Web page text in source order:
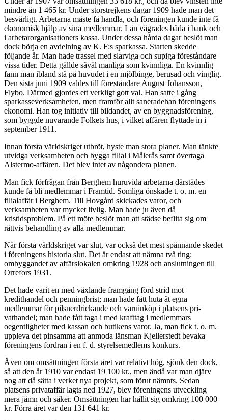
mindre än 1 465 kr. Under storstrejkens dagar 1909 hade man det
besvärligt. Arbetarna måste få handla, och före­ningen kunde inte få
ekonomisk hjälp av sina medlemmar. Lån vägrades båda i bank och
i arbetarorganisationers kassa. Under dessa hårda dagar beslöt man
dock börja en avdelning av K. F:s sparkassa. Starten skedde
följande år. Man hade trassel med slarviga och supiga föreståndare
vissa tider. Detta gällde såväl manliga som kvinnliga. En kvinnlig
fann man ibland stå på huvudet i en mjölbinge, berusad och vinglig.
Den sista juni 1909 valdes till föreståndare August Johansson,
Flybo. Därmed gjordes ett verkligt gott val. Han satte i gång
sparkasseverksamheten, men framför allt saneradehan föreningens
ekonomi. Han tog initiativ till bildandet, av en byggnadsförening,
som byggde nuvarande Folkets hus, i vilket affären flyttade in i
september 1911.
Innan första världskriget utbröt, hyste man stora planer. Man tänkte
utvidga verksamheten och bygga filial i Målerås samt övertaga
Alstermo-affären. Det blev intet av någondera planen.
Man fick förfrågan från Berghem huruvida arbetarna där­städes
kunde få bli medlemmar i Framtid. Somliga önskade t. o. m. en
filialaffär i Berghem. Till Hovgård skickades varor, och
verksamheten var mycket livlig. Man hade ju även då
kristidsproblem. På ett möte beslöt man att städse beflita sig om
rättvis behandling av alla medlemmar.
När första världskriget var slut, var också det mest spän­nande skedet
i föreningens historia slut. Det är endast att nämna två ting:
ombyggandet av affärslokalen omkring 1928 och anslutningen till
Orrefors 1931.
Det hade varit en med växlande framgång förd strid mot
kredithandel och penningbrist; man hade fått huta åt egna
medlemmar för pilsnerdrickande och varuinköp i platsens pri­
vathandel; man hade fått taga i med krafttag i medlemmars
oegentligheter med kassan och butikens varor. Ja, man fick t. o. m.
uppleva det pinsamma att anmoda länsman Kjellerstedt bevaka
föreningens fordran i en f. d. styrelsemedlems konkurs.
Även om omsättningen första året var relativt hög, sjönk den dock,
så att den år 1910 var endast 19 100 kr., men ändå var man djärv
nog att då sätta i verket nya projekt, som förut nämnts. Sedan
platsens privataffär lagts ned 1927, blev föreningens utveckling
mera jämn och säker. Omsättningen har hållit sig omkring 100 000
kr. Förra året var den 131 641 kr.